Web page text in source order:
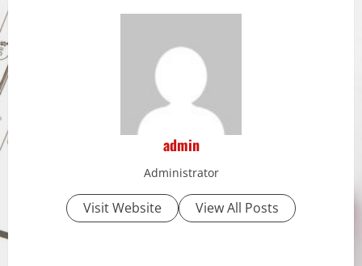
admin
Administrator
Visit Website View All Posts